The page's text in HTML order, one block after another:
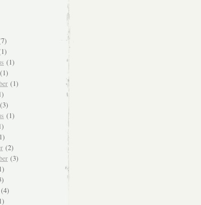
(1)
(1)
(1)
(3)
(1)
(2)
(3)
(4)